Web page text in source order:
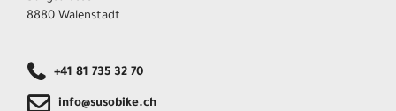
8880 Walenstadt
+41 81 735 32 70
info@susobike.ch